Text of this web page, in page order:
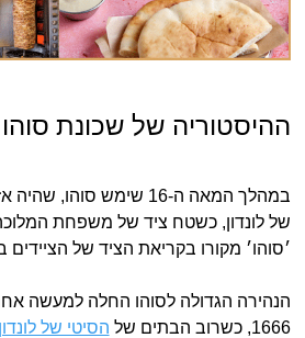
ההיסטוריה של שכונת סוהו
במהלך המאה ה-16 שימש
של לונדון, כשטח ציד של משפחת
׳סוהו׳ מקורו בקריאת הציד של הציידים
הנהירה הגדולה לסוהו החלה למעשה
1666, כשרוב הבתים של
הסיטי של לונדון